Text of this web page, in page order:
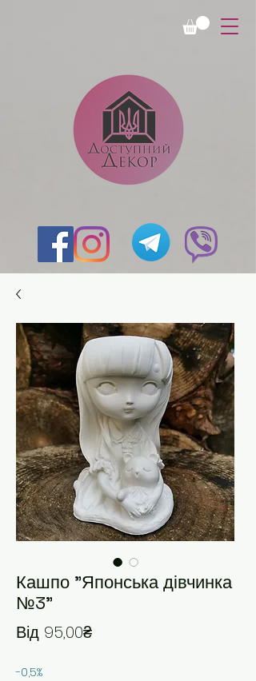
Кашпо "Японська дівчинка
№3"
Від 95,00₴За розпродажем
-0,5%